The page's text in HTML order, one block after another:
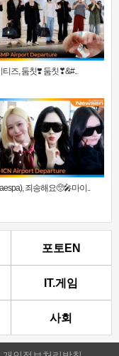
티즈, 둠칫❣️ 둠칫❣&#..
죄송해요🥺🎤마이..
포토EN
IT.게임
사회